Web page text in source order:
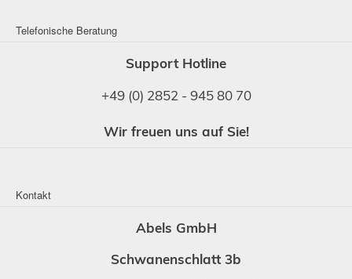
Telefonische Beratung
Support Hotline
+49 (0) 2852 - 945 80 70
Wir freuen uns auf Sie!
Kontakt
Abels GmbH
Schwanenschlatt 3b